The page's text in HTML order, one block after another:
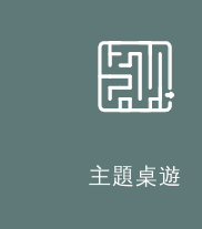
主題桌遊